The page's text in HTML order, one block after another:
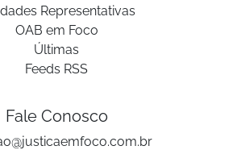
Representativas
OAB em Foco
Últimas
Feeds RSS
Fale Conosco